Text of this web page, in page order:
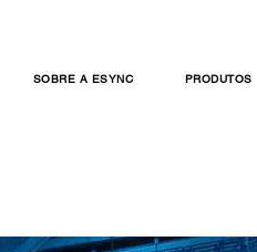
SOBRE A ESYNC PRODUTOS